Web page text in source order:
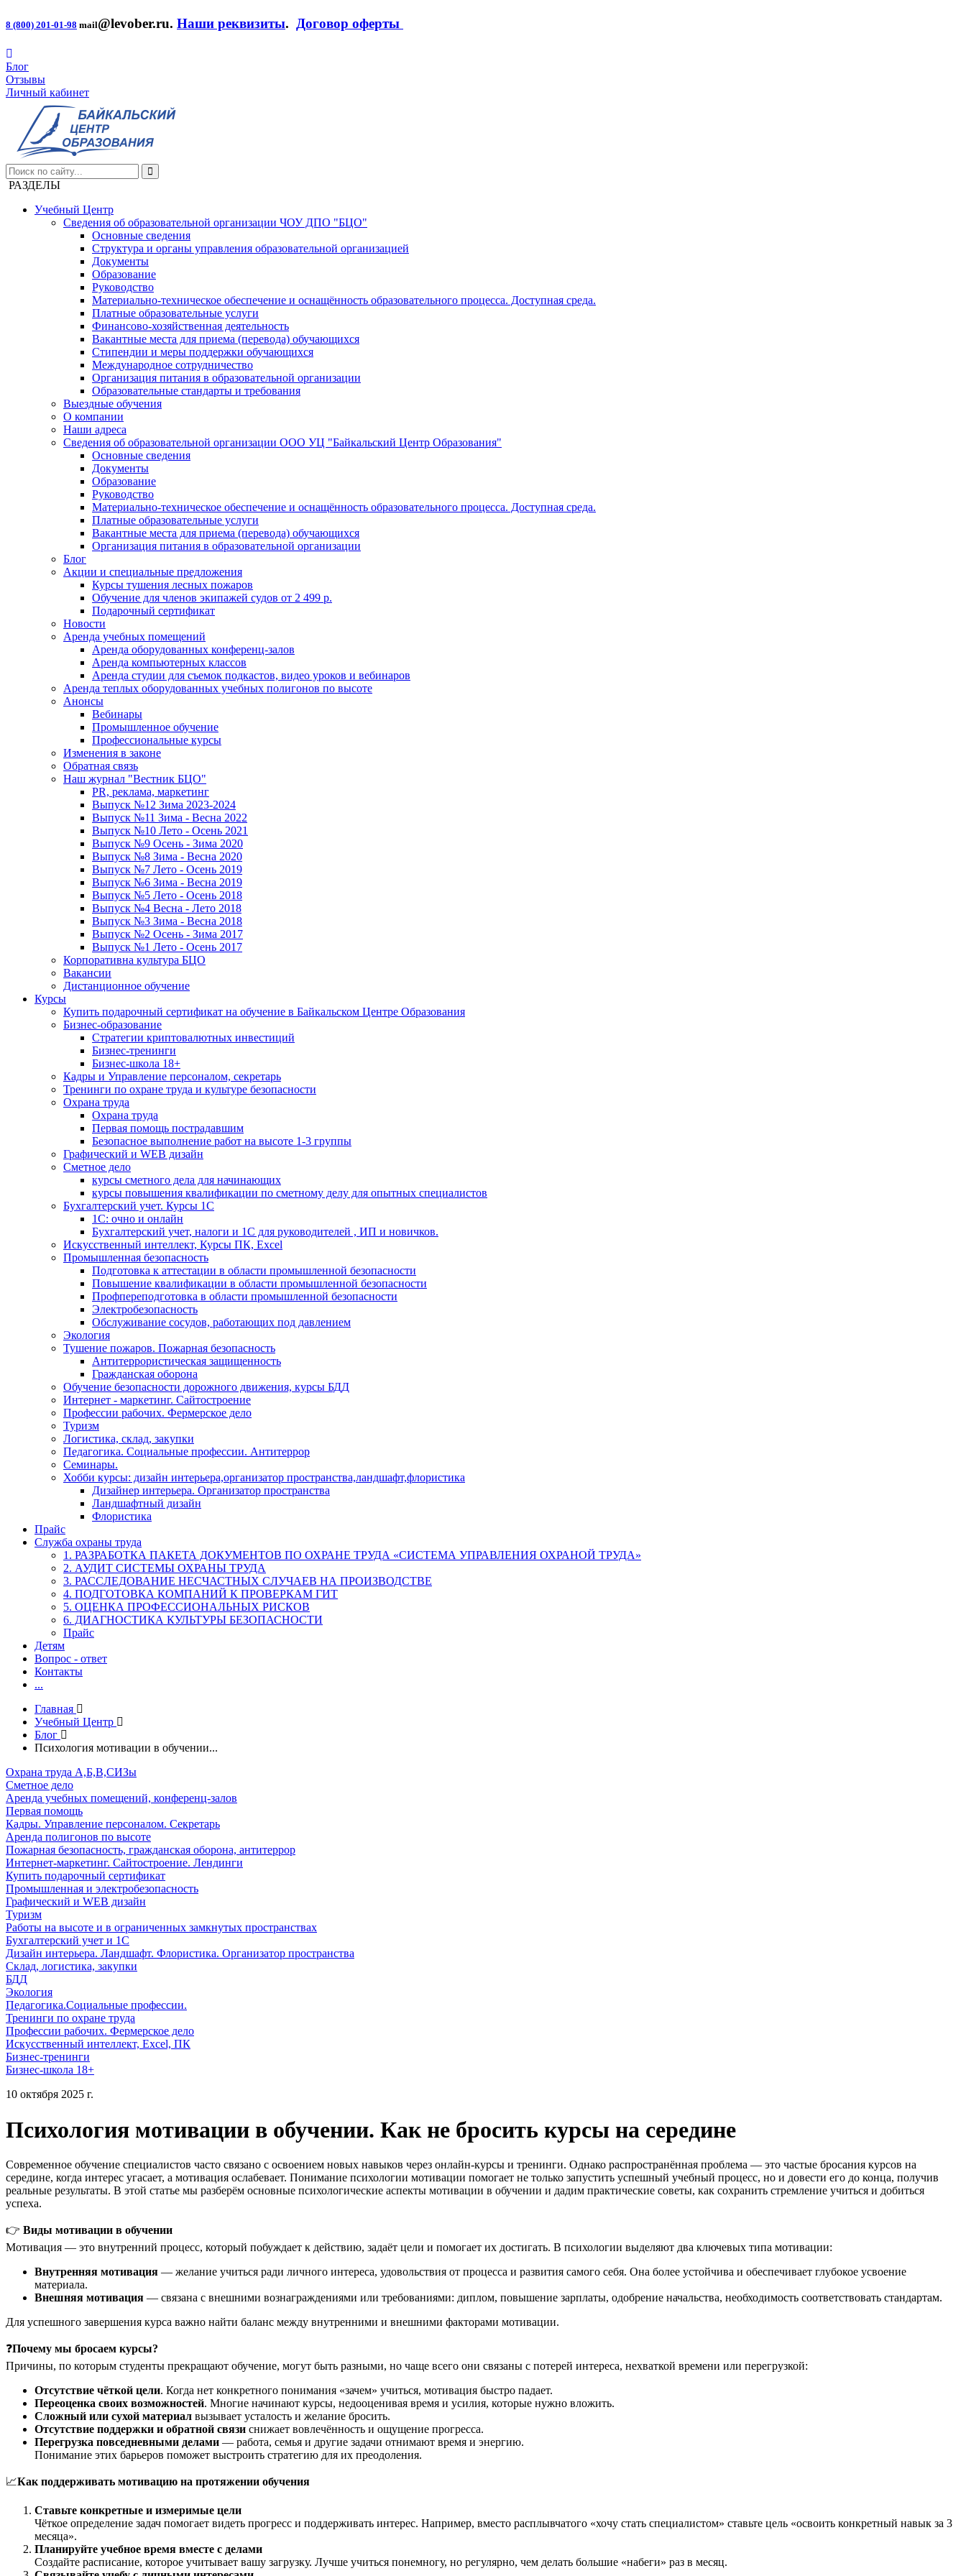
8 (800) 201-01-98 mail@levober.ru. Наши реквизиты. Договор оферты
Блог
Отзывы
Личный кабинет
РАЗДЕЛЫ
Учебный Центр
Сведения об образовательной организации ЧОУ ДПО "БЦО"
Основные сведения
Структура и органы управления образовательной организацией
Документы
Образование
Руководство
Материально-техническое обеспечение и оснащённость образовательного процесса. Доступная среда.
Платные образовательные услуги
Финансово-хозяйственная деятельность
Вакантные места для приема (перевода) обучающихся
Стипендии и меры поддержки обучающихся
Международное сотрудничество
Организация питания в образовательной организации
Образовательные стандарты и требования
Выездные обучения
О компании
Наши адреса
Сведения об образовательной организации ООО УЦ "Байкальский Центр Образования"
Основные сведения
Документы
Образование
Руководство
Материально-техническое обеспечение и оснащённость образовательного процесса. Доступная среда.
Платные образовательные услуги
Вакантные места для приема (перевода) обучающихся
Организация питания в образовательной организации
Блог
Акции и специальные предложения
Курсы тушения лесных пожаров
Обучение для членов экипажей судов от 2 499 р.
Подарочный сертификат
Новости
Аренда учебных помещений
Аренда оборудованных конференц-залов
Аренда компьютерных классов
Аренда студии для съемок подкастов, видео уроков и вебинаров
Аренда теплых оборудованных учебных полигонов по высоте
Анонсы
Вебинары
Промышленное обучение
Профессиональные курсы
Изменения в законе
Обратная связь
Наш журнал "Вестник БЦО"
PR, реклама, маркетинг
Выпуск №12 Зима 2023-2024
Выпуск №11 Зима - Весна 2022
Выпуск №10 Лето - Осень 2021
Выпуск №9 Осень - Зима 2020
Выпуск №8 Зима - Весна 2020
Выпуск №7 Лето - Осень 2019
Выпуск №6 Зима - Весна 2019
Выпуск №5 Лето - Осень 2018
Выпуск №4 Весна - Лето 2018
Выпуск №3 Зима - Весна 2018
Выпуск №2 Осень - Зима 2017
Выпуск №1 Лето - Осень 2017
Корпоративна культура БЦО
Вакансии
Дистанционное обучение
Курсы
Купить подарочный сертификат на обучение в Байкальском Центре Образования
Бизнес-образование
Стратегии криптовалютных инвестиций
Бизнес-тренинги
Бизнес-школа 18+
Кадры и Управление персоналом, секретарь
Тренинги по охране труда и культуре безопасности
Охрана труда
Охрана труда
Первая помощь пострадавшим
Безопасное выполнение работ на высоте 1-3 группы
Графический и WEB дизайн
Сметное дело
курсы сметного дела для начинающих
курсы повышения квалификации по сметному делу для опытных специалистов
Бухгалтерский учет. Курсы 1С
1С: очно и онлайн
Бухгалтерский учет, налоги и 1С для руководителей , ИП и новичков.
Искусственный интеллект, Курсы ПК, Excel
Промышленная безопасность
Подготовка к аттестации в области промышленной безопасности
Повышение квалификации в области промышленной безопасности
Профпереподготовка в области промышленной безопасности
Электробезопасность
Обслуживание сосудов, работающих под давлением
Экология
Тушение пожаров. Пожарная безопасность
Антитеррористическая защищенность
Гражданская оборона
Обучение безопасности дорожного движения, курсы БДД
Интернет - маркетинг. Сайтостроение
Профессии рабочих. Фермерское дело
Туризм
Логистика, склад, закупки
Педагогика. Социальные профессии. Антитеррор
Семинары.
Хобби курсы: дизайн интерьера,организатор пространства,ландшафт,флористика
Дизайнер интерьера. Организатор пространства
Ландшафтный дизайн
Флористика
Прайс
Служба охраны труда
1. РАЗРАБОТКА ПАКЕТА ДОКУМЕНТОВ ПО ОХРАНЕ ТРУДА «СИСТЕМА УПРАВЛЕНИЯ ОХРАНОЙ ТРУДА»
2. АУДИТ СИСТЕМЫ ОХРАНЫ ТРУДА
3. РАССЛЕДОВАНИЕ НЕСЧАСТНЫХ СЛУЧАЕВ НА ПРОИЗВОДСТВЕ
4. ПОДГОТОВКА КОМПАНИЙ К ПРОВЕРКАМ ГИТ
5. ОЦЕНКА ПРОФЕССИОНАЛЬНЫХ РИСКОВ
6. ДИАГНОСТИКА КУЛЬТУРЫ БЕЗОПАСНОСТИ
Прайс
Детям
Вопрос - ответ
Контакты
...
Главная
Учебный Центр
Блог
Психология мотивации в обучении...
Охрана труда А,Б,В,СИЗы
Сметное дело
Аренда учебных помещений, конференц-залов
Первая помощь
Кадры. Управление персоналом. Секретарь
Аренда полигонов по высоте
Пожарная безопасность, гражданская оборона, антитеррор
Интернет-маркетинг. Сайтостроение. Лендинги
Купить подарочный сертификат
Промышленная и электробезопасность
Графический и WEB дизайн
Туризм
Работы на высоте и в ограниченных замкнутых пространствах
Бухгалтерский учет и 1С
Дизайн интерьера. Ландшафт. Флористика. Организатор пространства
Склад, логистика, закупки
БДД
Экология
Педагогика.Социальные профессии.
Тренинги по охране труда
Профессии рабочих. Фермерское дело
Искусственный интеллект, Excel, ПК
Бизнес-тренинги
Бизнес-школа 18+
10 октября 2025 г.
Психология мотивации в обучении. Как не бросить курсы на середине
Современное обучение специалистов часто связано с освоением новых навыков через онлайн-курсы и тренинги. Однако распространённая проблема — это частые бросания курсов на
середине, когда интерес угасает, а мотивация ослабевает. Понимание психологии мотивации помогает не только запустить успешный учебный процесс, но и довести его до конца, получив
реальные результаты. В этой статье мы разберём основные психологические аспекты мотивации в обучении и дадим практические советы, как сохранить стремление учиться и добиться
успеха.
👉 Виды мотивации в обучении
Мотивация — это внутренний процесс, который побуждает к действию, задаёт цели и помогает их достигать. В психологии выделяют два ключевых типа мотивации:
Внутренняя мотивация — желание учиться ради личного интереса, удовольствия от процесса и развития самого себя. Она более устойчива и обеспечивает глубокое усвоение
материала.
Внешняя мотивация — связана с внешними вознаграждениями или требованиями: диплом, повышение зарплаты, одобрение начальства, необходимость соответствовать стандартам.
Для успешного завершения курса важно найти баланс между внутренними и внешними факторами мотивации.
❓Почему мы бросаем курсы?
Причины, по которым студенты прекращают обучение, могут быть разными, но чаще всего они связаны с потерей интереса, нехваткой времени или перегрузкой:
Отсутствие чёткой цели. Когда нет конкретного понимания «зачем» учиться, мотивация быстро падает.
Переоценка своих возможностей. Многие начинают курсы, недооценивая время и усилия, которые нужно вложить.
Сложный или сухой материал вызывает усталость и желание бросить.
Отсутствие поддержки и обратной связи снижает вовлечённость и ощущение прогресса.
Перегрузка повседневными делами — работа, семья и другие задачи отнимают время и энергию.
Понимание этих барьеров поможет выстроить стратегию для их преодоления.
📈Как поддерживать мотивацию на протяжении обучения
Ставьте конкретные и измеримые цели
Чёткое определение задач помогает видеть прогресс и поддерживать интерес. Например, вместо расплывчатого «хочу стать специалистом» ставьте цель «освоить конкретный навык за 3
месяца».
Планируйте учебное время вместе с делами
Создайте расписание, которое учитывает вашу загрузку. Лучше учиться понемногу, но регулярно, чем делать большие «набеги» раз в месяц.